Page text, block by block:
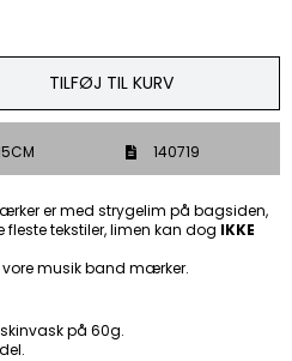
TILFØJ TIL KURV
140719
er med strygelim på bagsiden,
tekstiler, limen kan dog IKKE
musik band mærker.
på 60g.